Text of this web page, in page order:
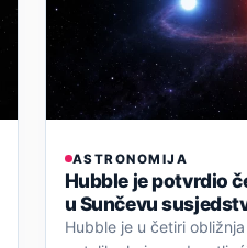
ASTRONOMIJA
Hubble je potvrdio
u Sunčevu
Hubble je u četiri